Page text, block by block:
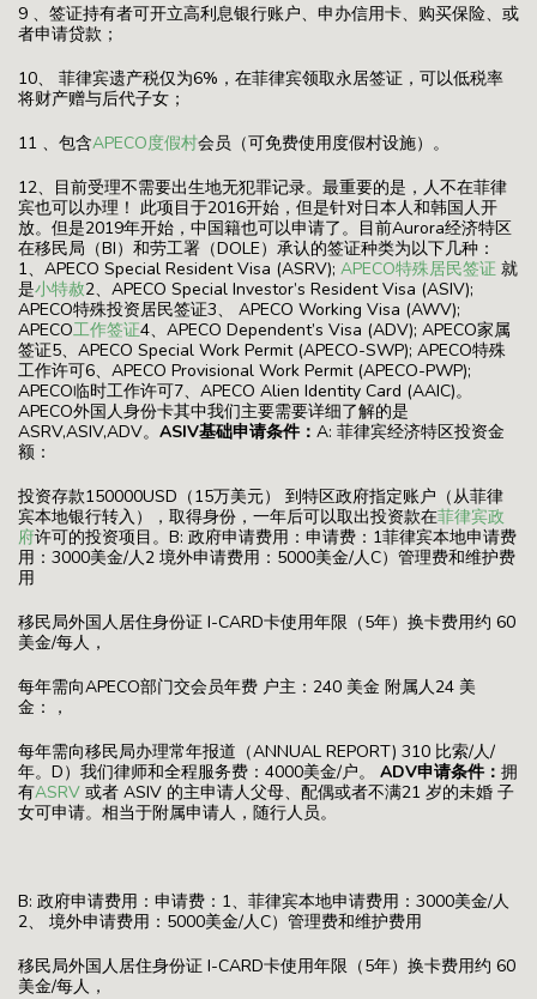
9 、签证持有者可开立高利息银行账户、申办信用卡、购买保险、或
者申请贷款；
10、 菲律宾遗产税仅为6%，在菲律宾领取永居签证，可以低税率
将财产赠与后代子女；
11 、包含APECO度假村会员（可免费使用度假村设施）。
12、目前受理不需要出生地无犯罪记录。最重要的是，人不在菲律
宾也可以办理！ 此项目于2016开始，但是针对日本人和韩国人开
放。但是2019年开始，中国籍也可以申请了。目前Aurora经济特区
在移民局（BI）和劳工署（DOLE）承认的签证种类为以下几种：
1、APECO Special Resident Visa (ASRV); APECO特殊居民签证 就
是小特赦2、APECO Special Investor’s Resident Visa (ASIV);
APECO特殊投资居民签证3、 APECO Working Visa (AWV);
APECO工作签证4、APECO Dependent’s Visa (ADV); APECO家属
签证5、APECO Special Work Permit (APECO-SWP); APECO特殊
工作许可6、APECO Provisional Work Permit (APECO-PWP);
APECO临时工作许可7、APECO Alien Identity Card (AAIC)。
APECO外国人身份卡其中我们主要需要详细了解的是
ASRV,ASIV,ADV。 ASIV基础申请条件： A: 菲律宾经济特区投资金
额：
投资存款150000USD（15万美元） 到特区政府指定账户（从菲律
宾本地银行转入），取得身份，一年后可以取出投资款在菲律宾政
府许可的投资项目。B: 政府申请费用：申请费：1菲律宾本地申请费
用：3000美金/人2 境外申请费用：5000美金/人C）管理费和维护费
用
移民局外国人居住身份证 I-CARD卡使用年限（5年）换卡费用约 60
美金/每人，
每年需向APECO部门交会员年费 户主：240 美金 附属人24 美
金：，
每年需向移民局办理常年报道（ANNUAL REPORT) 310 比索/人/
年。D）我们律师和全程服务费：4000美金/户。 ADV申请条件： 拥
有ASRV 或者 ASIV 的主申请人父母、配偶或者不满21 岁的未婚 子
女可申请。相当于附属申请人，随行人员。
B: 政府申请费用：申请费：1、菲律宾本地申请费用：3000美金/人
2、 境外申请费用：5000美金/人C）管理费和维护费用
移民局外国人居住身份证 I-CARD卡使用年限（5年）换卡费用约 60
美金/每人，